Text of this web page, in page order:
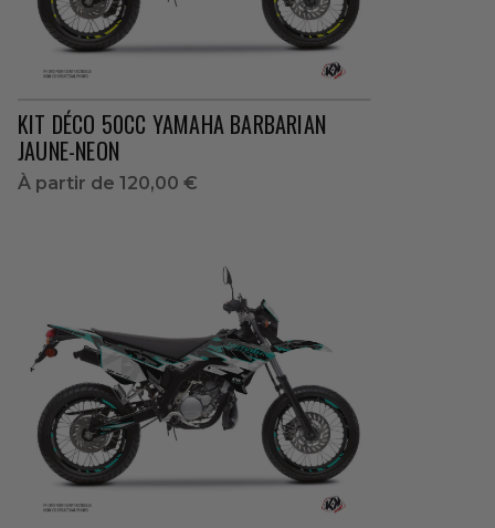
KIT DÉCO 50CC YAMAHA BARBARIAN
JAUNE-NEON
À partir de 120,00 €